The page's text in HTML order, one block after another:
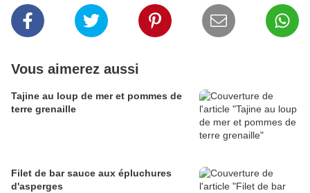
Vous aimerez aussi
Tajine au loup de mer et pommes de
terre grenaille
Filet de bar sauce aux épluchures
d'asperges